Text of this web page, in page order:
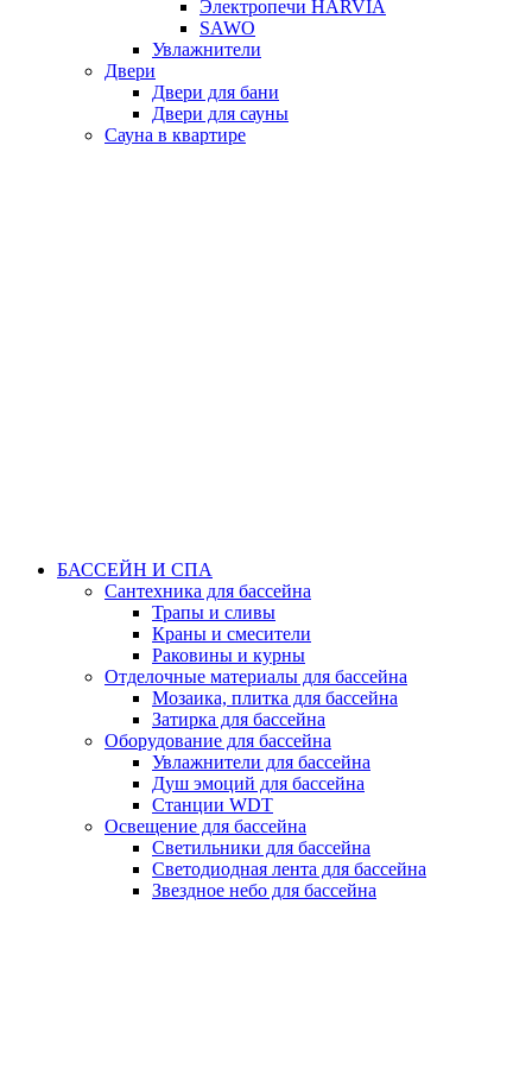
Электропечи HARVIA
SAWO
Увлажнители
Двери
Двери для бани
Двери для сауны
Сауна в квартире
БАССЕЙН И СПА
Сантехника для бассейна
Трапы и сливы
Краны и смесители
Раковины и курны
Отделочные материалы для бассейна
Мозаика, плитка для бассейна
Затирка для бассейна
Оборудование для бассейна
Увлажнители для бассейна
Душ эмоций для бассейна
Станции WDT
Освещение для бассейна
Светильники для бассейна
Светодиодная лента для бассейна
Звездное небо для бассейна